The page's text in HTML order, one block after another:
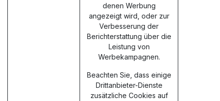
denen Werbung
angezeigt wird, oder zur
Verbesserung der
Berichterstattung über die
Leistung von
Werbekampagnen.
Beachten Sie, dass einige
Drittanbieter-Dienste
zusätzliche Cookies auf